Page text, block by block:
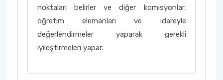
noktaları belirler ve diğer komisyonlar,
öğretim elemanları ve idareyle
değerlendirmeler yaparak gerekli
iyileştirmeleri yapar.